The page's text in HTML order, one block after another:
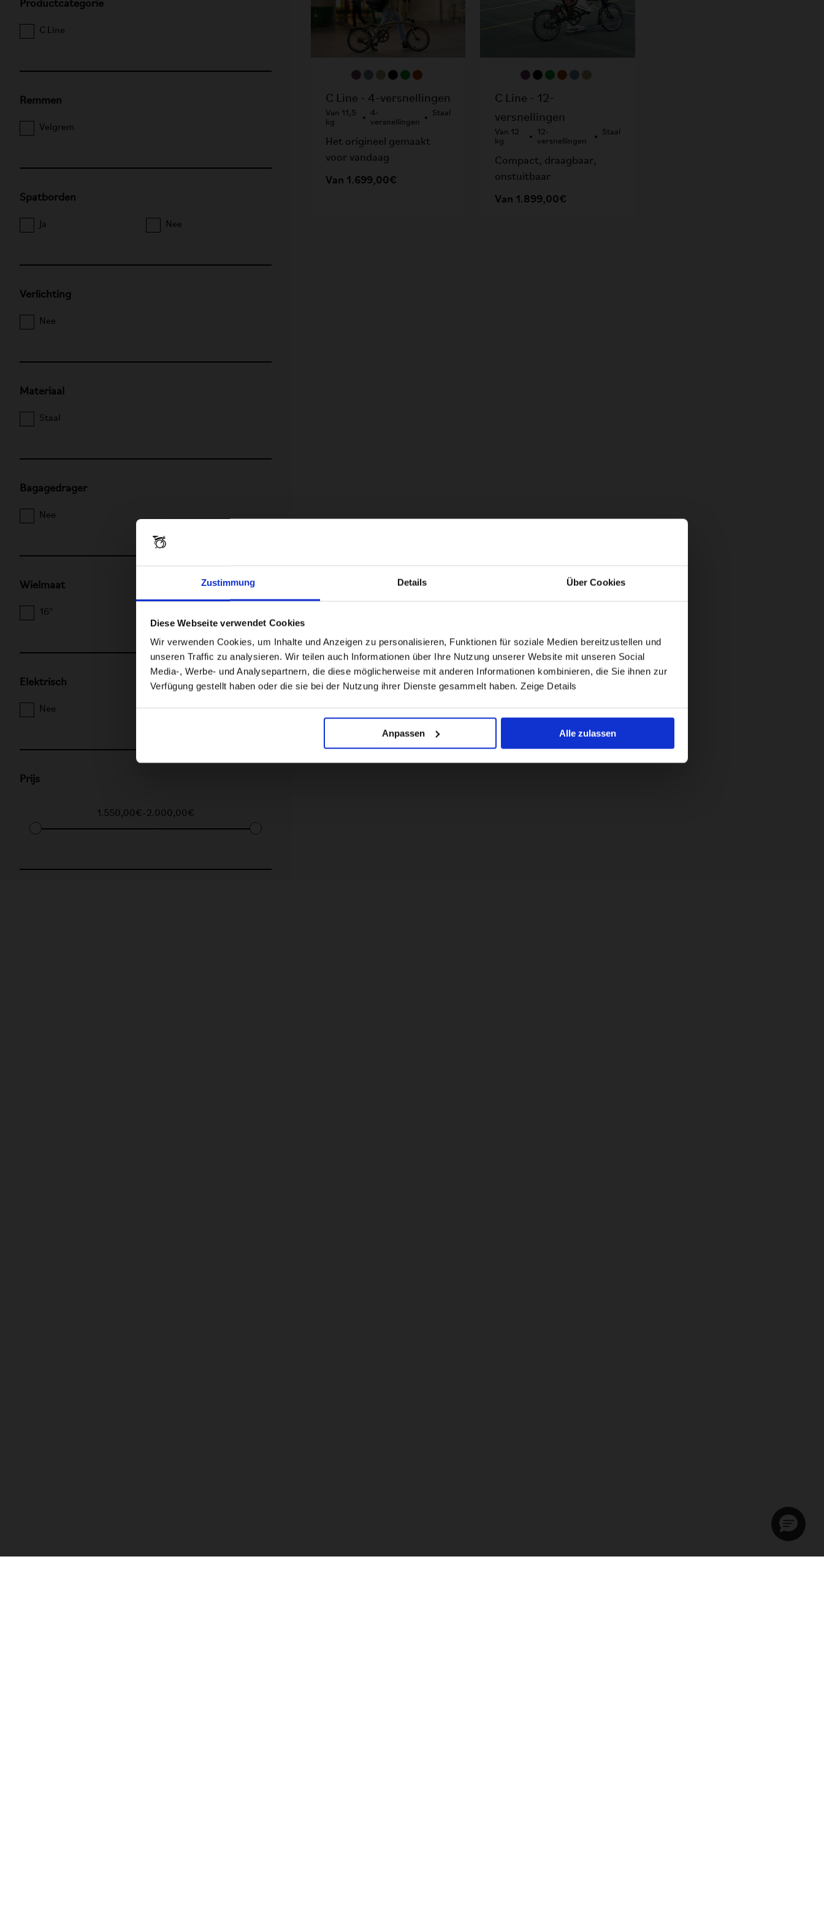
Zustimmung Details Über Cookies
Diese Webseite verwendet Cookies
Wir verwenden Cookies, um Inhalte und Anzeigen zu personalisieren, Funktionen für soziale Medien bereitzustellen und
unseren Traffic zu analysieren. Wir teilen auch Informationen über Ihre Nutzung unserer Website mit unseren Social
Media-, Werbe- und Analysepartnern, die diese möglicherweise mit anderen Informationen kombinieren, die Sie ihnen zur
Verfügung gestellt haben oder die sie bei der Nutzung ihrer Dienste gesammelt haben. Zeige Details
Anpassen Alle zulassen
Productcategorie
C Line
Remmen
Velgrem
Spatborden
Ja Nee
Verlichting
Nee
Materiaal
Staal
Bagagedrager
Nee
Wielmaat
16"
Elektrisch
Nee
Prijs
1.550,00€-2.000,00€
C Line - 4-versnellingen
Van 11,5
kg
4-
versnellingen
Staal
Het origineel gemaakt
voor vandaag
Van 1.699,00€
C Line - 12-
versnellingen
Van 12
kg
12-
versnellingen
Staal
Compact, draagbaar,
onstuitbaar
Van 1.899,00€
US website